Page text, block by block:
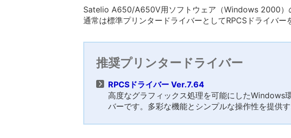
Satelio A650/A650V用ソフトウェア（Windows 2000）
通常は標準プリンタードライバーとしてRPCSドライバー
推奨プリンタードライバー
RPCSドライバー Ver.7.64
高度なグラフィックス処理を可能にしたWindows
バーです。多彩な機能とシンプルな操作性を提供